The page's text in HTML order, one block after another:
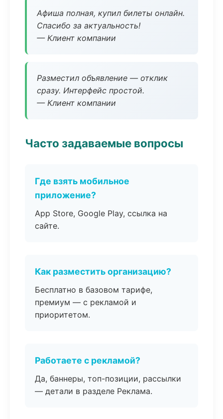
Афиша полная, купил билеты онлайн.
Спасибо за актуальность!
— Клиент компании
Разместил объявление — отклик
сразу. Интерфейс простой.
— Клиент компании
Часто задаваемые вопросы
Где взять мобильное
приложение?
App Store, Google Play, ссылка на
сайте.
Как разместить организацию?
Бесплатно в базовом тарифе,
премиум — с рекламой и
приоритетом.
Работаете с рекламой?
Да, баннеры, топ-позиции, рассылки
— детали в разделе Реклама.